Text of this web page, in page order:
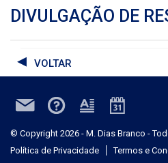
DIVULGAÇÃO DE
VOLTAR
© Copyright 2026 - M. Dias Branco -
Política de Privacidade
Termos e